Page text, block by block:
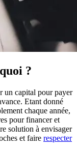
?
un capital pour payer
Etant donné
chaque année,
pour financer et
solution à envisager
et faire respecter